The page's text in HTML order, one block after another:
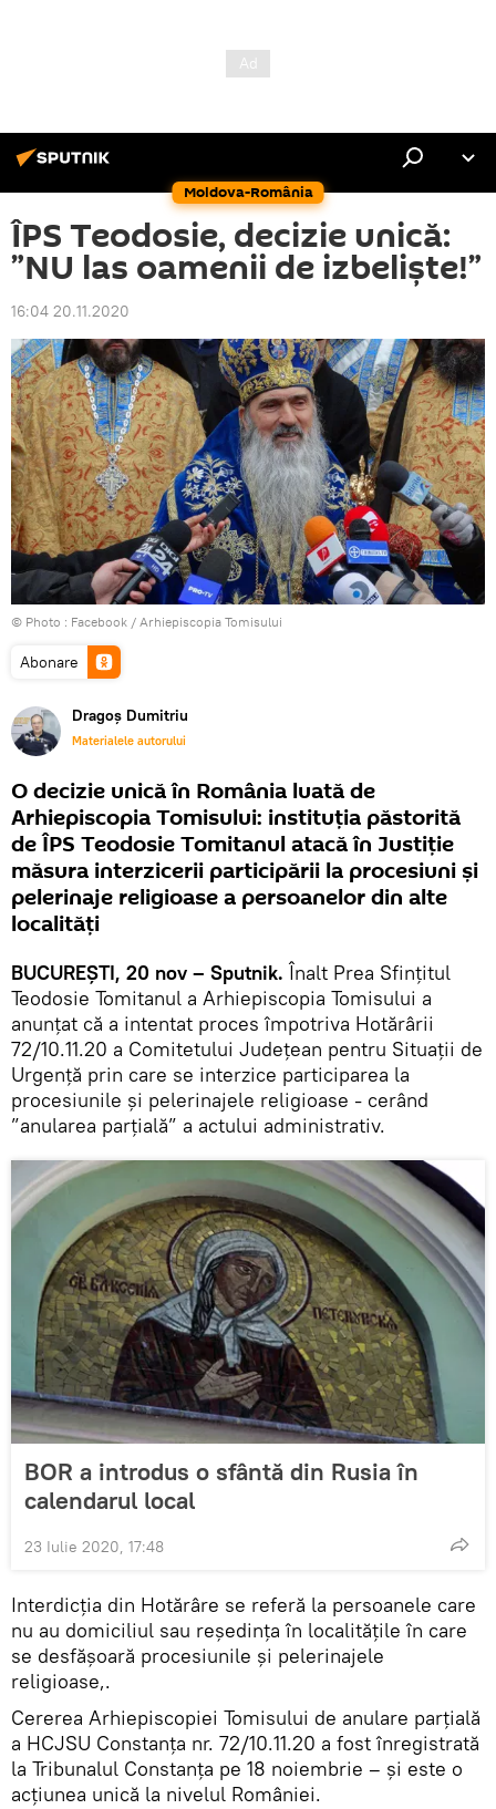
Moldova-România
ÎPS Teodosie, decizie unică:
”NU las oamenii de izbeliște!”
16:04 20.11.2020
© Photo : Facebook / Arhiepiscopia Tomisului
Abonare
Dragoș Dumitriu
Materialele autorului
O decizie unică în România luată de
Arhiepiscopia Tomisului: instituția păstorită
de ÎPS Teodosie Tomitanul atacă în Justiție
măsura interzicerii participării la procesiuni şi
pelerinaje religioase a persoanelor din alte
localități
BUCUREȘTI, 20 nov – Sputnik. Înalt Prea Sfințitul
Teodosie Tomitanul a Arhiepiscopia Tomisului a
anunțat că a intentat proces împotriva Hotărârii
72/10.11.20 a Comitetului Judeţean pentru Situaţii de
Urgenţă prin care se interzice participarea la
procesiunile şi pelerinajele religioase - cerând
”anularea parţială” a actului administrativ.
BOR a introdus o sfântă din Rusia în
calendarul local
23 Iulie 2020, 17:48
Interdicția din Hotărâre se referă la persoanele care
nu au domiciliul sau reşedinţa în localităţile în care
se desfăşoară procesiunile şi pelerinajele
religioase,.
Cererea Arhiepiscopiei Tomisului de anulare parţială
a HCJSU Constanţa nr. 72/10.11.20 a fost înregistrată
la Tribunalul Constanţa pe 18 noiembrie – și este o
acțiunea unică la nivelul României.